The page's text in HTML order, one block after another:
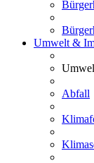
Umwelt &
Abfall